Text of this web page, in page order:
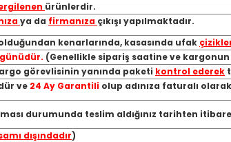
ürünlerdir.
ya da firmanıza çıkışı yapılmaktadır.
kenarlarında, kasasında ufak
(Genellikle sipariş saatine ve
görevlisinin yanında paketi kontrol ederek
ve 24 Ay Garantili olup adınıza faturalı
durumunda teslim aldığınız tarihten
dışındadır)